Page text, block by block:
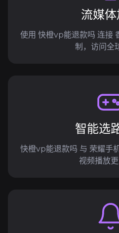
流媒
使用 快橙vp能退款吗 连接
制，访问全
智能选
快橙vp能退款吗 与 荣耀手
视频播放更